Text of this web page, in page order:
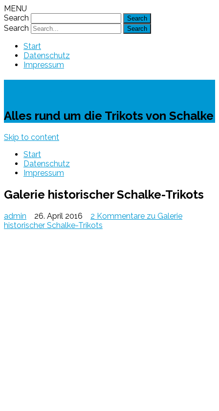
MENU
Search
Search
Start
Datenschutz
Impressum
Alles rund um die Trikots von Schalke
Skip to content
Start
Datenschutz
Impressum
Galerie historischer Schalke-Trikots
admin 26. April 2016 2 Kommentare zu Galerie
historischer Schalke-Trikots